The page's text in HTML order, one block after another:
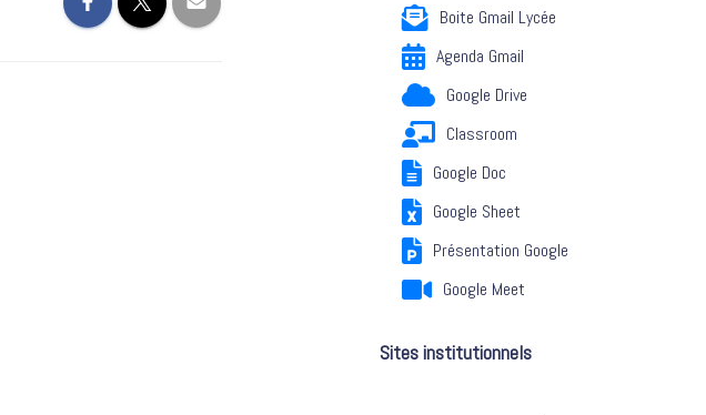
Boite Gmail Lycée
Agenda Gmail
Google Drive
Classroom
Google Doc
Google Sheet
Présentation Google
Google Meet
Sites institutionnels